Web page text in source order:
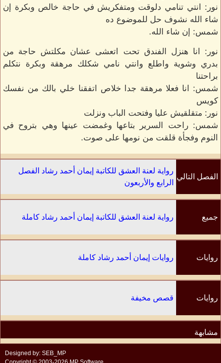
نور: انتي تنامي دلوقت ومتفكريش في حاجة خالص وبكرة إن
شاء الله نشوف حل للموضوع ده
شمس: إن شاء الله.
نور: انا هنزل الفندق تحت اتعشى عشان مكلتش حاجة من
بدري وشوية واطلع وانتي نامي شكلك مرهقة وبكرة نتكلم
براحتنا
شمس: انا فعلا مرهقة جدا خلاص اتفقنا خلي بالك من نفسك
كويس
نور: متقلقيش عليا وفتحت الباب ونزلت
شمس: راحت السرير بتاعها وغمضت عينها وهي بتروح في
النوم وفجأة قلقت من نومها على صوت.
الفصل التالي
رواية لعنة العشق للكاتبة إيمان أحمد رشاد الفصل
الرابع والأربعون
جميع رواية لعنة العشق للكاتبة إيمان أحمد رشاد كاملة
روايات روايات إيمان أحمد رشاد كاملة
روايات
مشابهة
قصص مخيفة
Designed by: SEB_MP